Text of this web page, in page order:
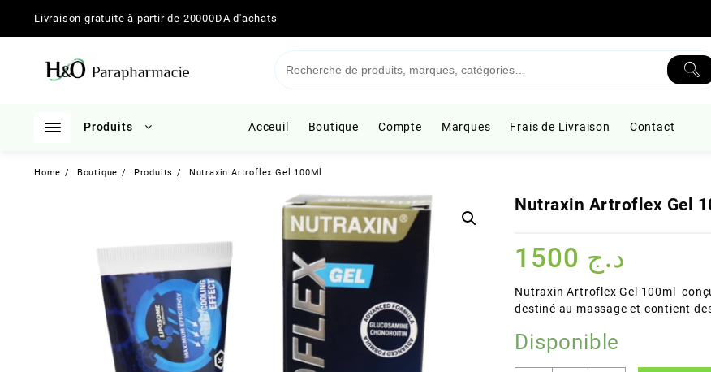
Livraison gratuite à partir de 20000DA d'achats
Produits Acceuil Boutique Compte Marques Frais de Livraison Contact
Home Boutique Produits Nutraxin Artroflex Gel 100Ml
Nutraxin Artroflex Gel
د.ج
Nutraxin Artroflex Gel 100ml
destiné au massage et contient
Disponible